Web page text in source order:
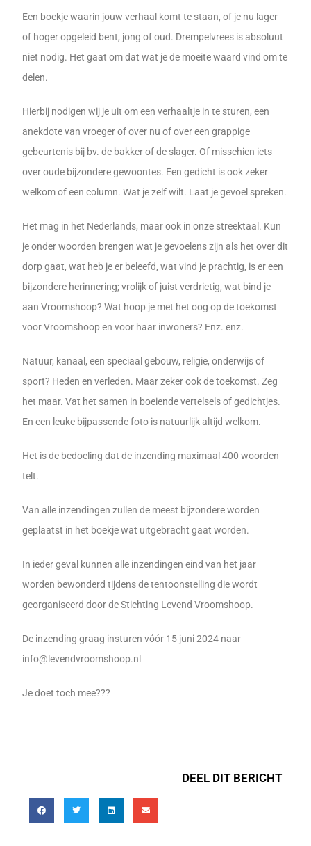
Een boekje waarin jouw verhaal komt te staan, of je nu lager
of hoger opgeleid bent, jong of oud. Drempelvrees is absoluut
niet nodig. Het gaat om dat wat je de moeite waard vind om te
delen.
Hierbij nodigen wij je uit om een verhaaltje in te sturen, een
anekdote van vroeger of over nu of over een grappige
gebeurtenis bij bv. de bakker of de slager. Of misschien iets
over oude bijzondere gewoontes. Een gedicht is ook zeker
welkom of een column. Wat je zelf wilt. Laat je gevoel spreken.
Het mag in het Nederlands, maar ook in onze streektaal. Kun
je onder woorden brengen wat je gevoelens zijn als het over dit
dorp gaat, wat heb je er beleefd, wat vind je prachtig, is er een
bijzondere herinnering; vrolijk of juist verdrietig, wat bind je
aan Vroomshoop? Wat hoop je met het oog op de toekomst
voor Vroomshoop en voor haar inwoners? Enz. enz.
Natuur, kanaal, een speciaal gebouw, religie, onderwijs of
sport? Heden en verleden. Maar zeker ook de toekomst. Zeg
het maar. Vat het samen in boeiende vertelsels of gedichtjes.
En een leuke bijpassende foto is natuurlijk altijd welkom.
Het is de bedoeling dat de inzending maximaal 400 woorden
telt.
Van alle inzendingen zullen de meest bijzondere worden
geplaatst in het boekje wat uitgebracht gaat worden.
In ieder geval kunnen alle inzendingen eind van het jaar
worden bewonderd tijdens de tentoonstelling die wordt
georganiseerd door de Stichting Levend Vroomshoop.
De inzending graag insturen vóór 15 juni 2024 naar
info@levendvroomshoop.nl
Je doet toch mee???
DEEL DIT BERICHT